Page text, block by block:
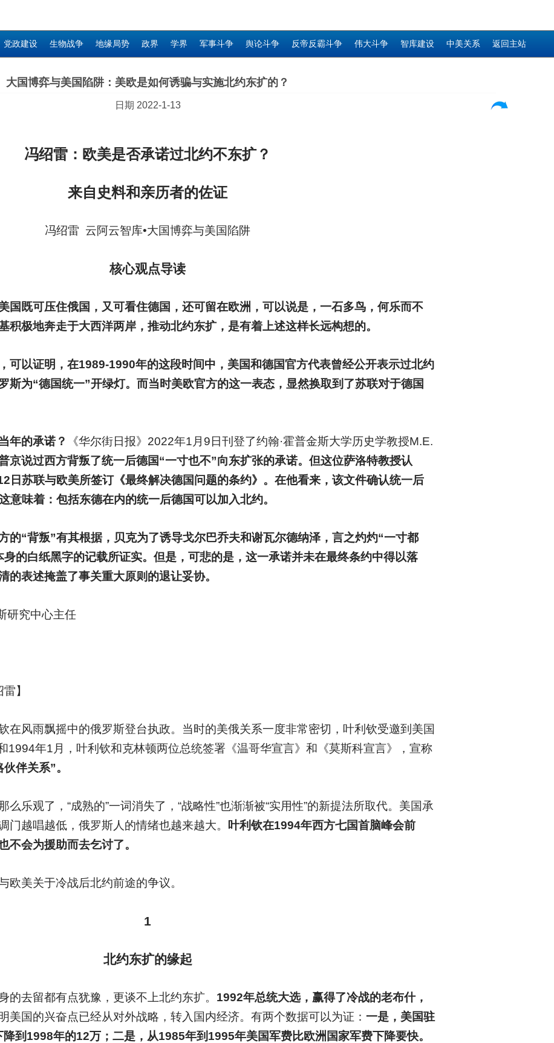
党政建设 生物战争 地缘局势 政界 学界 军事斗争 舆论斗争 反帝反霸斗争 伟大斗争 智库建设 中美关系 返回主站
大国博弈与美国陷阱：美欧是如何诱骗与实施北约东扩的？
日期 2022-1-13
冯绍雷： 欧美是否承诺过北约不东扩？
来自史料和亲历者的佐证
冯绍雷 云阿云智库•大国博弈与美国陷阱
核心观点导读
国既可压住俄国，又可看住德国，还可留在欧洲，可以说是，一石多鸟，何乐而不
积极地奔走于大西洋两岸，推动北约东扩，是有着上述这样长远构想的。
可以证明，在1989-1990年的这段时间中，美国和德国官方代表曾经公开表示过北约
斯为“德国统一”开绿灯。而当时美欧官方的这一表态，显然换取到了苏联对于德国
年的承诺？
《华尔街日报》2022年1月9日刊登了约翰·霍普金斯大学历史学教授M.E.
京说过西方背叛了统一后德国“一寸也不”向东扩张的承诺。但这位萨洛特教授认
日苏联与欧美所签订《最终解决德国问题的条约》。在他看来，该文件确认统一后
意味着：包括东德在内的统一后德国可以加入北约。
的“背叛”有其根据，贝克为了诱导戈尔巴乔夫和谢瓦尔德纳泽，言之灼灼“一寸都
的白纸黑字的记载所证实。但是，可悲的是，这一承诺并未在最终条约中得以落
的表述掩盖了事关重大原则的退让妥协。
研究中心主任
】
在风雨飘摇中的俄罗斯登台执政。当时的美俄关系一度非常密切，叶利钦受邀到美国
1994年1月，叶利钦和克林顿两位总统签署《温哥华宣言》和《莫斯科宣言》，宣称
伴关系”。
乐观了，“成熟的”一词消失了，“战略性”也渐渐被“实用性”的新提法所取代。美国承
门越唱越低，俄罗斯人的情绪也越来越大。
叶利钦在1994年西方七国首脑峰会前
不会为援助而去乞讨了。
欧美关于冷战后北约前途的争议。
1
北约东扩的缘起
的去留都有点犹豫，更谈不上北约东扩。 1992年总统大选，赢得了冷战的老布什，
美国的兴奋点已经从对外战略，转入国内经济。有两个数据可以为证： 一是，美国驻
到1998年的12万；二是，从1985年到1995年美国军费比欧洲国家军费下降要快。